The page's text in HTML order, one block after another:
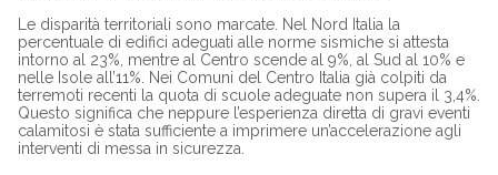
Le disparità territoriali sono marcate. Nel Nord Italia la
percentuale di edifici adeguati alle norme sismiche si attesta
intorno al 23%, mentre al Centro scende al 9%, al Sud al 10% e
nelle Isole all’11%. Nei Comuni del Centro Italia già colpiti da
terremoti recenti la quota di scuole adeguate non supera il 3,4%.
Questo significa che neppure l’esperienza diretta di gravi eventi
calamitosi è stata sufficiente a imprimere un’accelerazione agli
interventi di messa in sicurezza.